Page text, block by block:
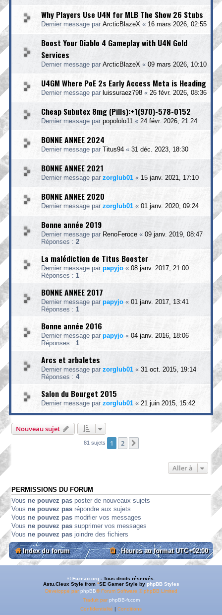
Why Players Use U4N for MLB The Show 26 Stubs
Dernier message par ArcticBlazeX « 16 mars 2026, 02:55
Boost Your Diablo 4 Gameplay with U4N Gold
Services
Dernier message par ArcticBlazeX « 09 mars 2026, 10:10
U4GM Where PoE 2s Early Access Meta is Heading
Dernier message par luissuraez798 « 26 févr. 2026, 08:36
Cheap Subutex 8mg (Pills):+1(970)-578-0152
Dernier message par popololo11 « 24 févr. 2026, 21:24
BONNE ANNEE 2024
Dernier message par Titus94 « 31 déc. 2023, 18:30
BONNE ANNEE 2021
Dernier message par zorglub01 « 15 janv. 2021, 17:10
BONNE ANNEE 2020
Dernier message par zorglub01 « 01 janv. 2020, 09:24
Bonne année 2019
Dernier message par RenoFeroce « 09 janv. 2019, 08:47
Réponses : 2
La malédiction de Titus Booster
Dernier message par papyjo « 08 janv. 2017, 21:00
Réponses : 1
BONNE ANNEE 2017
Dernier message par papyjo « 01 janv. 2017, 13:41
Réponses : 1
Bonne année 2016
Dernier message par papyjo « 04 janv. 2016, 18:06
Réponses : 1
Arcs et arbaletes
Dernier message par zorglub01 « 31 oct. 2015, 19:14
Réponses : 4
Salon du Bourget 2015
Dernier message par zorglub01 « 21 juin 2015, 15:42
Nouveau sujet
81 sujets 1 2
Aller à
PERMISSIONS DU FORUM
Vous ne pouvez pas poster de nouveaux sujets
Vous ne pouvez pas répondre aux sujets
Vous ne pouvez pas modifier vos messages
Vous ne pouvez pas supprimer vos messages
Vous ne pouvez pas joindre des fichiers
Index du forum Heures au formatUTC+02:00
© Fuzeao.org- Tous droits réservés.
Astu.Cieux Style from *SE Gamer Style by phpBB Styles
Développé parphpBB® Forum Software © phpBB Limited
Traduit parphpBB-fr.com
Confidentialité | Conditions